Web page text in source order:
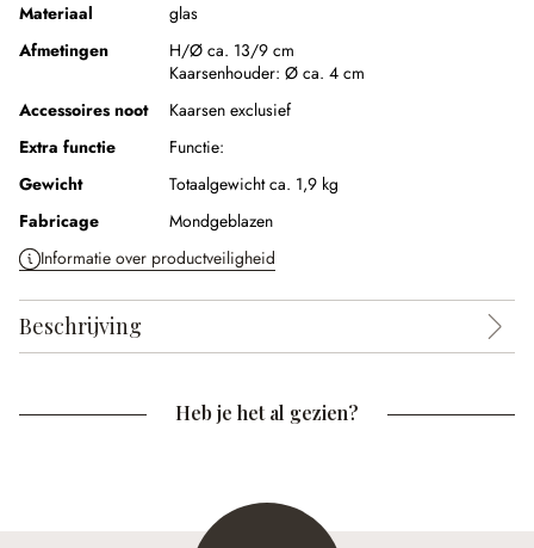
Materiaal
glas
Afmetingen
H/Ø ca. 13/9 cm
Kaarsenhouder: Ø ca. 4 cm
Accessoires noot
Kaarsen exclusief
Extra functie
Functie:
Gewicht
Totaalgewicht ca. 1,9 kg
Fabricage
Mondgeblazen
Informatie over productveiligheid
Beschrijving
Heb je het al gezien?